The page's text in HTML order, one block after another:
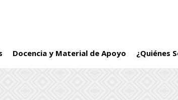
Docencia y Material de Apoyo ¿Quiénes